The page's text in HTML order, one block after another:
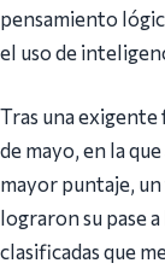
pensamiento
el uso de
Tras una exigente
de mayo, en la
mayor puntaje,
lograron su pase
clasificadas que